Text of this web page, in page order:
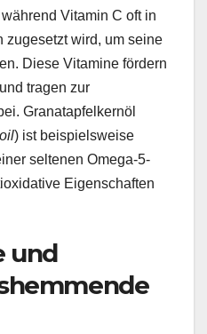
Vitamin C oft in
zugesetzt wird, um seine
Diese Vitamine fördern
tragen zur
Granatapfelkernöl
) ist beispielsweise
seltenen Omega-5-
Eigenschaften
und